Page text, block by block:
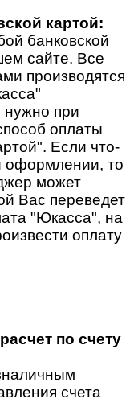
картой:
банковской
сайте. Все
производятся
нужно при
оплаты
Если что-
оформлении, то
может
Вас переведет
"Юкасса", на
оплату
по счету
счета